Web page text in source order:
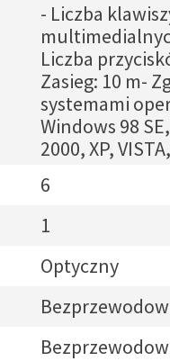
- Liczba
Liczba
Zasieg: 10 m-
systemami
Windows 98
2000, XP,
6
1
Optyczny